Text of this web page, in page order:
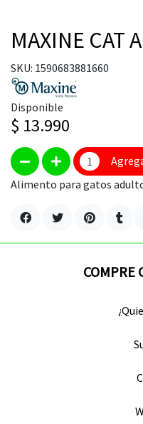
MAXINE CAT
SKU: 1590683881660
Disponible
$ 13.990
Alimento para gatos
COMPRE